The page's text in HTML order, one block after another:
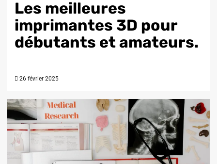
Les meilleures
imprimantes 3D pour
débutants et amateurs.
26 février 2025